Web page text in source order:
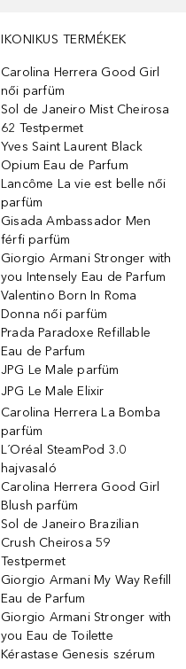
IKONIKUS TERMÉKEK
Carolina Herrera Good Girl
női parfüm
Sol de Janeiro Mist Cheirosa
62 Testpermet
Yves Saint Laurent Black
Opium Eau de Parfum
Lancôme La vie est belle női
parfüm
Gisada Ambassador Men
férfi parfüm
Giorgio Armani Stronger with
you Intensely Eau de Parfum
Valentino Born In Roma
Donna női parfüm
Prada Paradoxe Refillable
Eau de Parfum
JPG Le Male parfüm
JPG Le Male Elixir
Carolina Herrera La Bomba
parfüm
L´Oréal SteamPod 3.0
hajvasaló
Carolina Herrera Good Girl
Blush parfüm
Sol de Janeiro Brazilian
Crush Cheirosa 59
Testpermet
Giorgio Armani My Way Refill
Eau de Parfum
Giorgio Armani Stronger with
you Eau de Toilette
Kérastase Genesis szérum